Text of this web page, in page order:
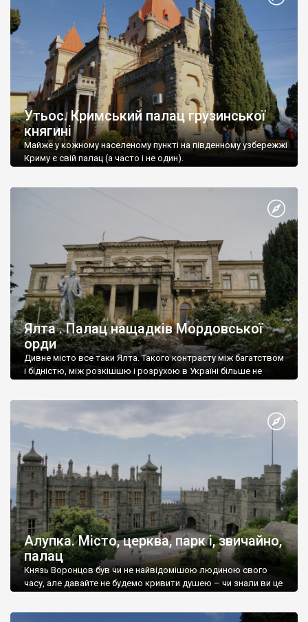
Утьос. Кримський палац грузинської
княгині
Майже у кожному населеному пункті на південному узбережжі
Криму є свій палац (а часто і не один).
Ялта . Палац нащадків Мордовської
орди
Дивне місто все таки Ялта. Такого контрасту між багатством
і бідністю, між розкішшю і розрухою в Україні більше не
Алупка. Місто, церква, парк і, звичайно,
палац
Князь Воронцов був чи не найвідомішою людиною свого
часу, але давайте не будемо кривити душею – чи знали ви це